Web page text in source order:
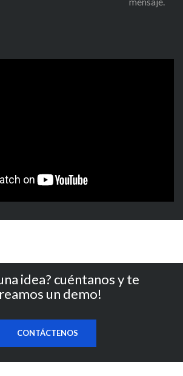
idea? cuéntanos y te
un demo!
CONTÁCTENOS